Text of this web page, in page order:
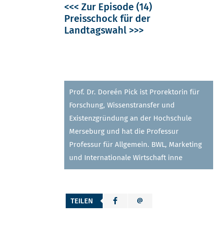
Prof. Dr. Doreén Pick ist Prorektorin für
Forschung, Wissenstransfer und
Existenzgründung an der Hochschule
Merseburg und hat die Professur
Professur für Allgemein. BWL, Marketing
und Internationale Wirtschaft inne
<<< Zur Episode (14)
Preisschock für der
Landtagswahl >>>
TEILEN